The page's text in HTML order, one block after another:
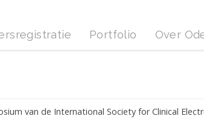
Portfolio Over
van de International Society for Clinical